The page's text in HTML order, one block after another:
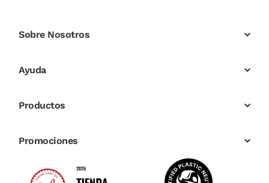
Sobre Nosotros
Ayuda
Productos
Promociones